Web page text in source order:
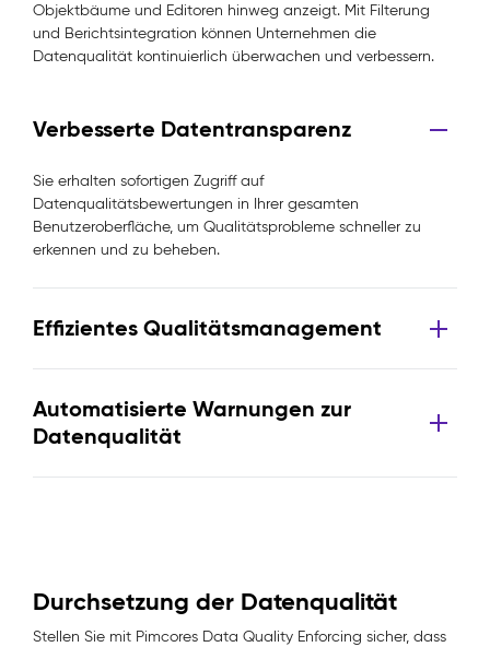
Objektbäume und Editoren hinweg anzeigt. Mit Filterung
und Berichtsintegration können Unternehmen die
Datenqualität kontinuierlich überwachen und verbessern.
Verbesserte Datentransparenz
Sie erhalten sofortigen Zugriff auf
Datenqualitätsbewertungen in Ihrer gesamten
Benutzeroberfläche, um Qualitätsprobleme schneller zu
erkennen und zu beheben.
Effizientes Qualitätsmanagement
Automatisierte Warnungen zur
Datenqualität
Durchsetzung der Datenqualität
Stellen Sie mit Pimcores Data Quality Enforcing sicher, dass